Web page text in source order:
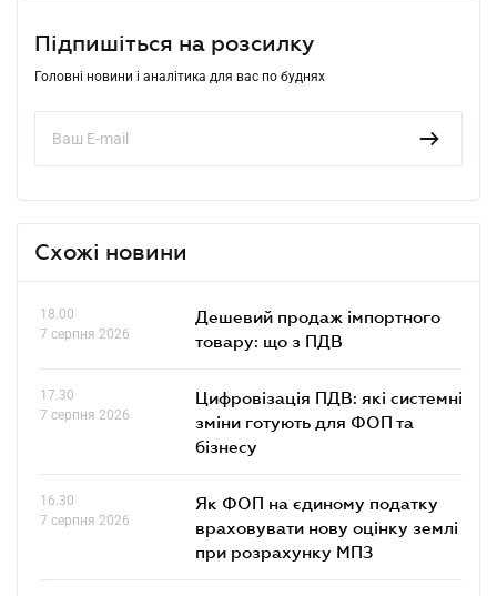
Підпишіться на розсилку
Головні новини і аналітика для вас по буднях
Схожі новини
18.00
7 серпня 2026
Дешевий продаж імпортного
товару: що з ПДВ
17.30
7 серпня 2026
Цифровізація ПДВ: які системні
зміни готують для ФОП та
бізнесу
16.30
7 серпня 2026
Як ФОП на єдиному податку
враховувати нову оцінку землі
при розрахунку МПЗ